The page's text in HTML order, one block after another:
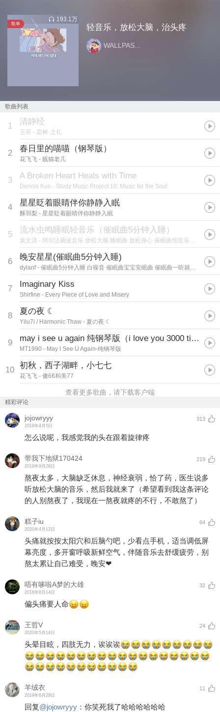
歌单
193.1万
轻音乐，放松大脑，治头疼
WALLPAS...
歌曲列表
1 清静经
王菲 - 栾树·之礼
2 春日里的喵喵（钢琴版）
花飞飞 - 贱猫老几
3 A Broken Heart Heals with Time
Dennis Kuo - Study Music Project 10: Music for the Soul
4 星星眨着眼睛伴你静静入眠
酥羽梨 - 星星眨着眼睛伴你静静入眠
5 流水虫鸣睡眠轻音乐（催眠曲5分钟入睡）
袁文清 - 阿尔法脑波音乐 放松大脑 睡眠曲 放松身心 催眠曲纯音乐很快入睡
6 晚安星星(催眠曲5分钟入睡)
dylanf- 催眠曲5分钟入睡 白噪音 催眠曲宝宝安眠曲 催眠曲一听就困 阿尔法脑波音乐
7 Imaginary Kiss
Shirfine - Every Piece of Love and Misery
8 夏の夜 ☾
Yilu7i / Harmonic Thaw - 夏の夜 ☾
9 may i see u again 纯钢琴版（i love you 3000 times）
MT1990 - May I See U Again-纯钢琴版
10 初秋，西子湖畔，小七七
花飞飞 - 傻66和美77
查看更多歌曲，请下载客户端
精彩评论
jojowryyy
2018年4月5日
313
怎么说呢，我感觉我的头在跟着旋律疼
带我下地狱170424
2019年9月26日
219
熬夜太多，大脑缺乏休息，神经衰弱，恰了药，医生说多
听放松大脑的音乐，然后我就来了（希望看到我这条评论
的人别熬夜了，我现在一熬夜就疼的不行，不敢熬了）
糕子iu
2020年4月12日
64
头痛就按按太阳穴和后脑勺吧，少看点手机，适当调低屏
幕亮度，多开窗呼吸新鲜空气，伴随音乐去舒缓疲劳，别
熬太累让自己难受，晚安❤
唔有哆啦A梦的大雄
2018年8月14日
32
偏头痛要人命
王哲V
2020年5月14日
24
头晕目眩，四肢无力，诶诶诶
羊绒衣
2019年6月29日
11
回复@jojowryyy ： 你笑死我了哈哈哈哈哈哈